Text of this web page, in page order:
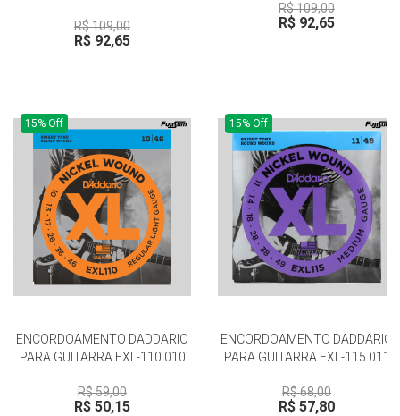
R$ 109,00
R$ 92,65
R$ 109,00
R$ 92,65
15% Off
ENCORDOAMENTO DADDARIO
PARA GUITARRA EXL-110 010
R$ 59,00
R$ 50,15
15% Off
ENCORDOAMENTO DADDARIO
PARA GUITARRA EXL-115 011
R$ 68,00
R$ 57,80